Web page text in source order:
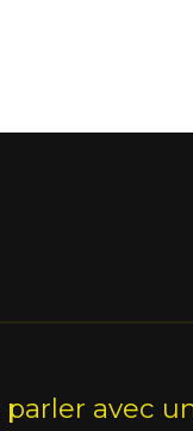
parler avec